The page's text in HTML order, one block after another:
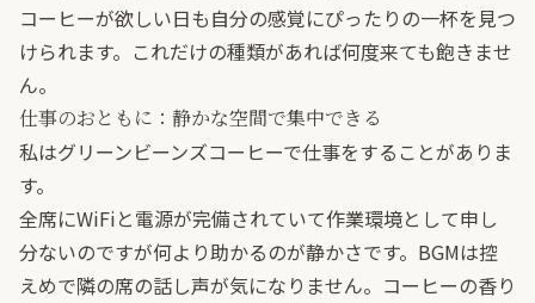
コーヒーが欲しい日も自分の感覚にぴったりの一杯を見つ
けられます。これだけの種類があれば何度来ても飽きませ
ん。
仕事のおともに：静かな空間で集中できる
私はグリーンビーンズコーヒーで仕事をすることがありま
す。
全席にWiFiと電源が完備されていて作業環境として申し
分ないのですが何より助かるのが静かさです。BGMは控
えめで隣の席の話し声が気になりません。コーヒーの香り